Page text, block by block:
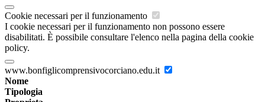
Cookie necessari per il funzionamento
I cookie necessari per il funzionamento non possono essere
disabilitati. È possibile consultare l'elenco nella pagina della cookie
policy.
www.bonfiglicomprensivocorciano.edu.it
Nome
Tipologia